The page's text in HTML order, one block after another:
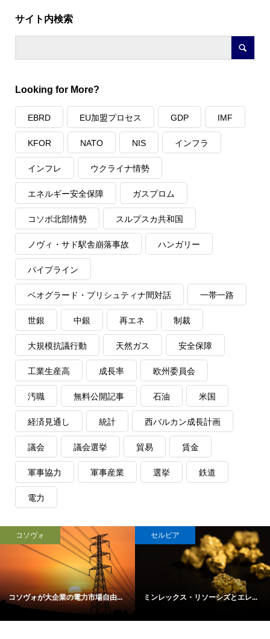
サイト内検索
Looking for More?
EBRD EU加盟プロセス GDP IMF
KFOR NATO NIS インフラ
インフレ ウクライナ情勢
エネルギー安全保障 ガスプロム
コソボ北部情勢 スルプスカ共和国
ノヴィ・サド駅舎崩落事故 ハンガリー
パイプライン
ベオグラード・プリシュティナ間対話 一帯一路
世銀 中銀 再エネ 制裁
大規模抗議行動 天然ガス 安全保障
工業生産高 成長率 欧州委員会
汚職 無料公開記事 石油 米国
経済見通し 統計 西バルカン成長計画
議会 議会選挙 貿易 賃金
軍事協力 軍事産業 選挙 鉄道
電力
コソヴォ
コソヴォが大企業の電力市場自由...
セルビア
ミンレックス・リソーシズとエレ...